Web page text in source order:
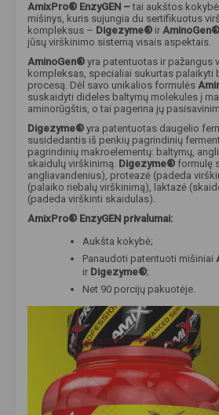
AmixPro® EnzyGEN –tai aukštos
mišinys, kuris sujungia du sertifikuotus
kompleksus – Digezyme® ir AminoGen®
jūsų virškinimo sistemą visais aspektais.
AminoGen® yra patentuotas ir pažangus
kompleksas, specialiai sukurtas palaikyti
procesą. Dėl savo unikalios formulės
suskaidyti dideles baltymų molekules į
aminorūgštis, o tai pagerina jų
Digezyme® yra patentuotas daugelio
susidedantis iš penkių pagrindinių
pagrindinių makroelementų: baltymų,
skaidulų virškinimą. Digezyme® formulę
angliavandenius), proteazė (padeda
(palaiko riebalų virškinimą), laktazė
(padeda virškinti skaidulas).
AmixPro® EnzyGEN privalumai:
Aukšta kokybė;
Panaudoti patentuoti mišiniai
ir Digezyme®;
Net 90 porcijų pakuotėje.